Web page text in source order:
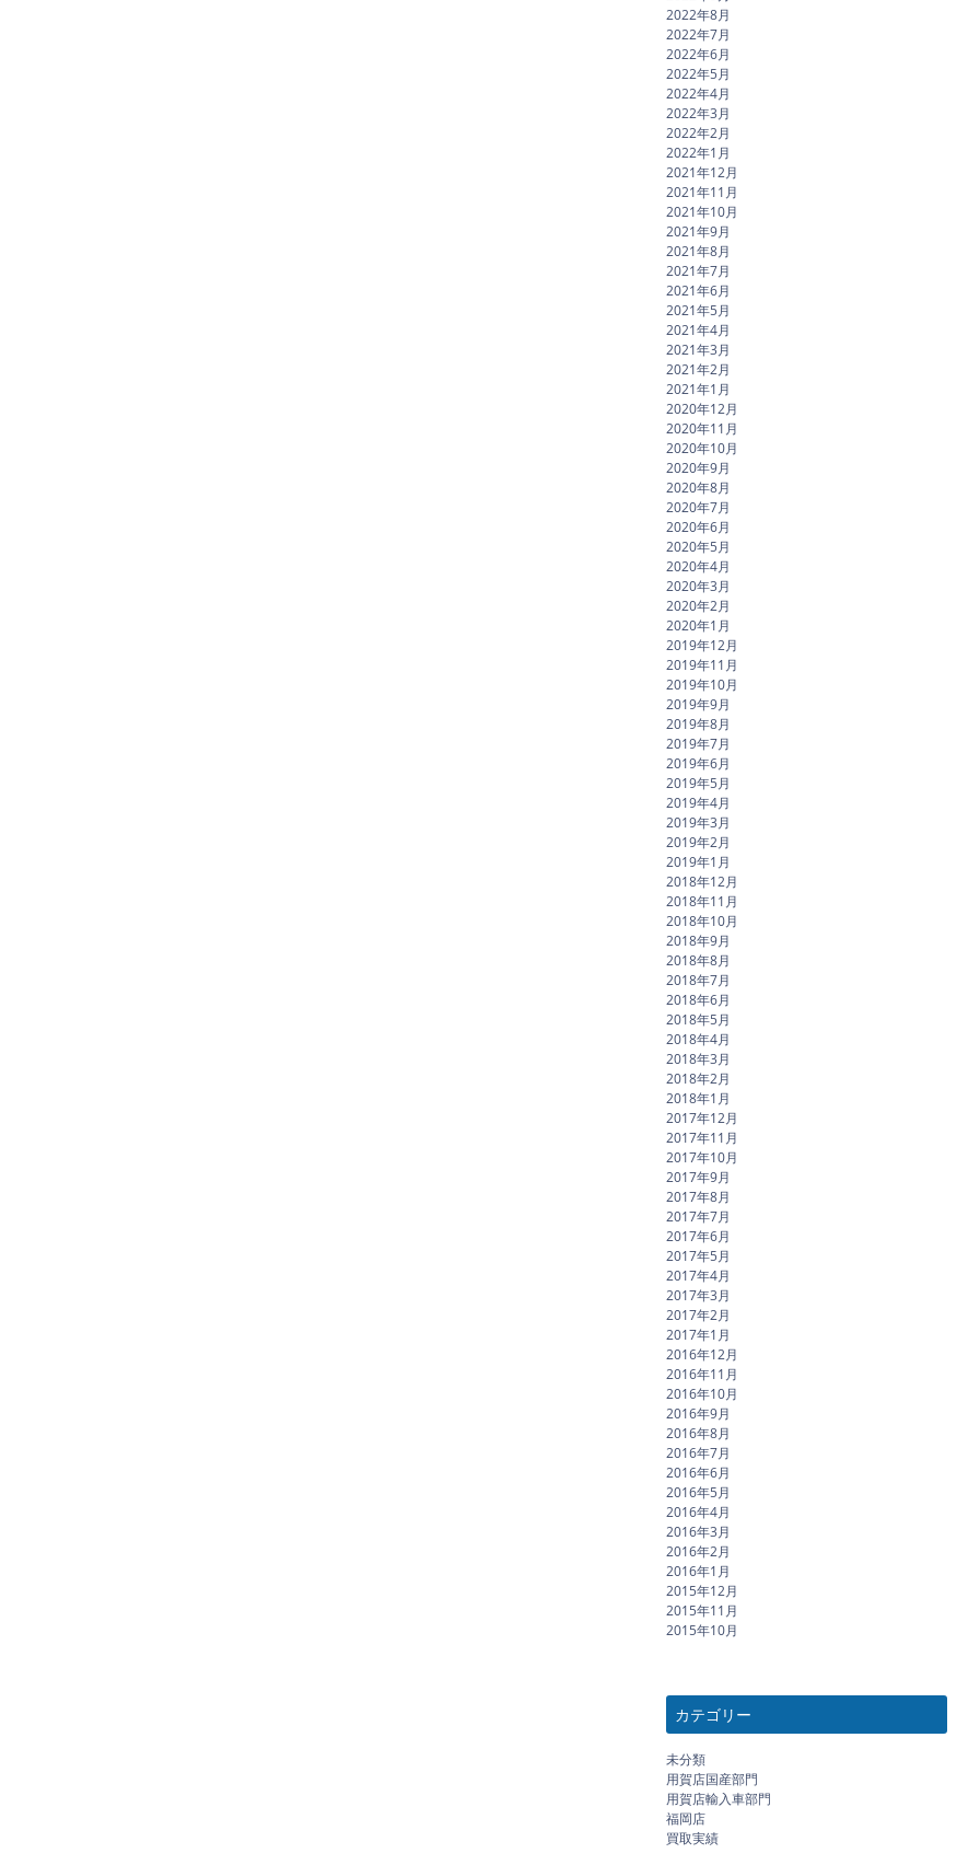
2022年8月
2022年7月
2022年6月
2022年5月
2022年4月
2022年3月
2022年2月
2022年1月
2021年12月
2021年11月
2021年10月
2021年9月
2021年8月
2021年7月
2021年6月
2021年5月
2021年4月
2021年3月
2021年2月
2021年1月
2020年12月
2020年11月
2020年10月
2020年9月
2020年8月
2020年7月
2020年6月
2020年5月
2020年4月
2020年3月
2020年2月
2020年1月
2019年12月
2019年11月
2019年10月
2019年9月
2019年8月
2019年7月
2019年6月
2019年5月
2019年4月
2019年3月
2019年2月
2019年1月
2018年12月
2018年11月
2018年10月
2018年9月
2018年8月
2018年7月
2018年6月
2018年5月
2018年4月
2018年3月
2018年2月
2018年1月
2017年12月
2017年11月
2017年10月
2017年9月
2017年8月
2017年7月
2017年6月
2017年5月
2017年4月
2017年3月
2017年2月
2017年1月
2016年12月
2016年11月
2016年10月
2016年9月
2016年8月
2016年7月
2016年6月
2016年5月
2016年4月
2016年3月
2016年2月
2016年1月
2015年12月
2015年11月
2015年10月
カテゴリー
未分類
用賀店国産部門
用賀店輸入車部門
福岡店
買取実績